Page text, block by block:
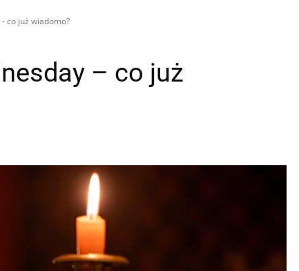
co już wiadomo?
– co już